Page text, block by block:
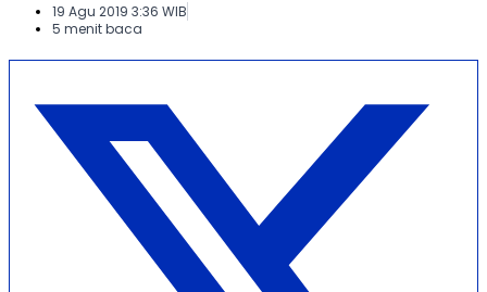
19 Agu 2019 3:36 WIB
5 menit baca